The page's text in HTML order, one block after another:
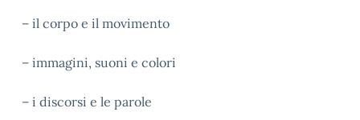
– il corpo e il movimento
– immagini, suoni e colori
– i discorsi e le parole